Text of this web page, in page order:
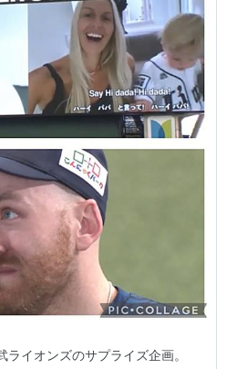
イオンズのサプライズ企画。